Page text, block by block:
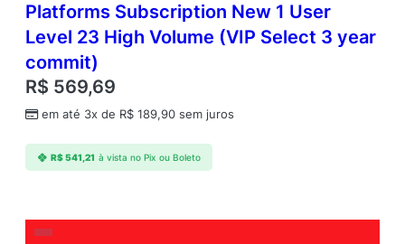
Platforms Subscription New 1 User
Level 23 High Volume (VIP Select 3 year
commit)
R$ 569,69
em até 3x de R$ 189,90 sem juros
R$541,21 à vista no Pix ou Boleto